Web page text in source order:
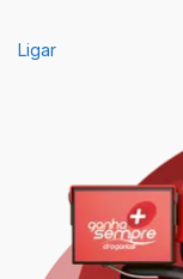
Ligar